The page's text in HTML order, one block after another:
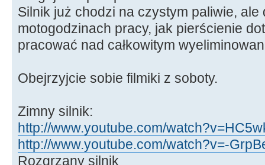
Silnik już chodzi na czystym paliwie, ale
motogodzinach pracy, jak pierścienie
pracować nad całkowitym
Obejrzyjcie sobie filmiki z soboty.
Zimny silnik:
http://www.youtube.com/
http://www.youtube.com/watch?v=-
Rozgrzany silnik